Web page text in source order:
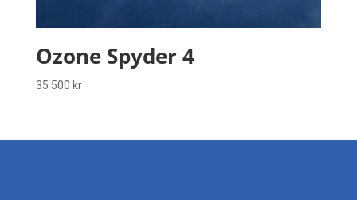
Ozone Spyder 4
35 500 kr